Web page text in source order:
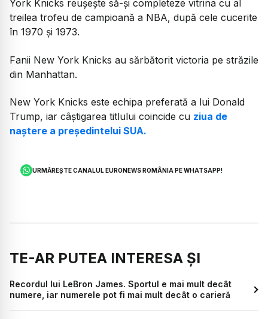
York Knicks reușește să-și completeze vitrina cu al
treilea trofeu de campioană a NBA, după cele cucerite
în 1970 și 1973.
Fanii New York Knicks au sărbătorit victoria pe străzile
din Manhattan.
New York Knicks este echipa preferată a lui Donald
Trump, iar câștigarea titlului coincide cu ziua de
naștere a președintelui SUA.
URMĂREȘTE CANALUL EURONEWS ROMÂNIA PE WHATSAPP!
TE-AR PUTEA INTERESA ȘI
Recordul lui LeBron James. Sportul e mai mult decât
numere, iar numerele pot fi mai mult decât o carieră